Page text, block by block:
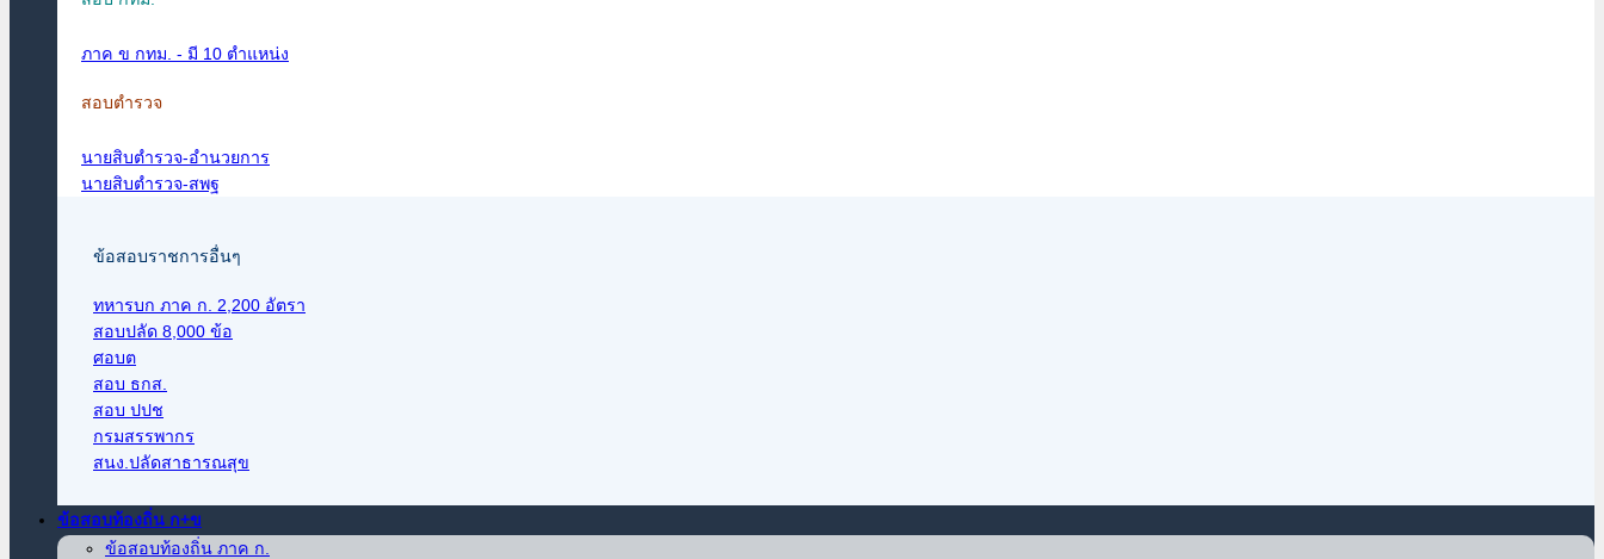
ภาค ข กทม. - มี 10 ตำแหน่ง
สอบตำรวจ
นายสิบตำรวจ-อำนวยการ
นายสิบตำรวจ-สพฐ
ข้อสอบราชการอื่นๆ
ทหารบก ภาค ก. 2,200 อัตรา
สอบปลัด 8,000 ข้อ
ศอบต
สอบ ธกส.
สอบ ปปช
กรมสรรพากร
สนง.ปลัดสาธารณสุข
ข้อสอบท้องถิ่น ก+ข
ข้อสอบท้องถิ่น ภาค ก.